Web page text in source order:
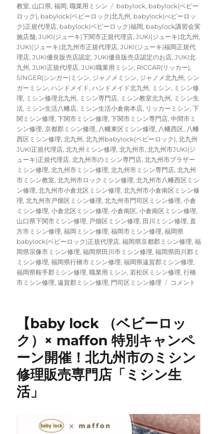
教室, 山口県,福岡,職業用ミシン
タ
グ
babylock, babylock(ベビー
ロック), babylock(ベビーロック)北九州 , babylock(べビーロッ
ク)正規代理店, babylock(ベビーロック)福岡, babylock講習会実
施店舗,JUKI(ジューキ)下関市正規代理店,JUKI(ジューキ)北九州 ,
JUKI(ジューキ)北九州市正規代理店,JUKI(ジューキ)福岡正規代
理店,JUKI優良販売店認定,JUKI優良販売店認定のお店,JUKI北
九州 ,JUKI正規代理店,JUKI職業用ミシン, RICCAR(リッカー),
SINGER(シンガー)ミシン, ジャノメミシン, ジャノメ北九州 , シン
ガーミシン,ハンドメイド,ハンドメイド北九州 , ミシン, ミシン修
理, ミシン修理北九州 , ミシン専門店, ミシン教室北九州 , ミシン生
活, ミシン生活八幡店, ミシン生活小倉南本店, リッカーミシン,下
関ミシン修理,下関市ミシン修理,下関市ミシン専門店,中間市ミ
シン修理,京都郡ミシン修理, 八幡東区ミシン修理, 八幡西区, 八幡
西区ミシン修理,北九州 ,北九州babylock(ベビーロック),北九州
JUKI正規代理店,北九州ミシン修理,北九州市,北九州市JUKI(ジ
ューキ)正規代理店,北九州市のミシン専門店,北九州市ブラザー
ミシン修理,北九州市ミシン修理,北九州市ミシン専門店,北九州
市ミシン教室,北九州市ロックミシン修理,北九州市八幡西区ミシ
ン修理,北九州市小倉北区ミシン修理,北九州市小倉南区ミシン修
理,北九州市戸畑区ミシン修理,北九州市門司区ミシン修理,小倉
ミシン修理,小倉北区ミシン修理,小倉南区,小倉南区ミシン修理,
山口県下関市ミシン修理, 戸畑区ミシン修理, 田川ミシン修理, 直
方市ミシン修理,福岡ミシン修理,福岡市ミシン修理,福岡県
babylock(ベビーロック)正規代理店,福岡県京都郡ミシン修理,福
岡県宗像市ミシン修理,福岡県田川市ミシン修理,福岡県田川郡ミ
ミシン修理,福岡県行橋市ミシン修理,福岡県遠賀郡ミシン修理,
福岡県鞍手郡ミシン修理,職業用ミシン, 若松区ミシン修理,行橋
市ミシン修理,遠賀郡ミシン修理, 門司区ミシン修理
ご
た
い
た
ミ
シ
入
荷！
コメント
【baby lock （ベビーロッ
ク）× maffon 特別キャンペ
ーン開催！北九州市のミシン
修理販売専門店「ミシン生
活」